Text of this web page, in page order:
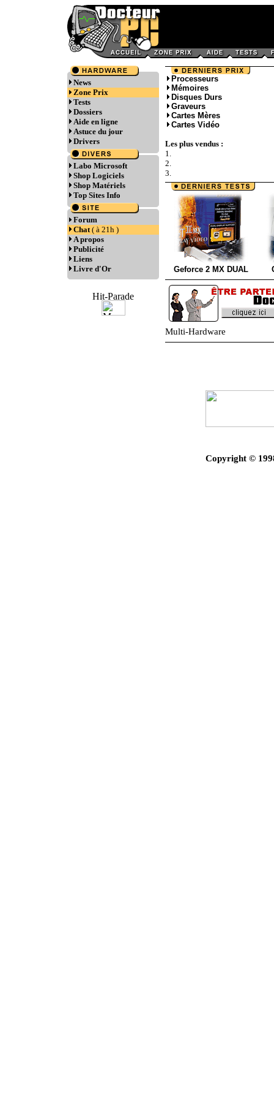
News
Zone Prix
Tests
Dossiers
Aide en ligne
Astuce du jour
Drivers
Labo Microsoft
Shop Logiciels
Shop Matériels
Top Sites Info
Forum
Chat( à 21h )
A propos
Publicité
Liens
Livre d'Or
Processeurs
Mémoires
Disques Durs
Graveurs
Cartes Mères
Cartes Vidéo
Les plus vendus :
1.
2.
3.
Geforce 2 MX DUAL
Multi-Hardware
Copyright ©